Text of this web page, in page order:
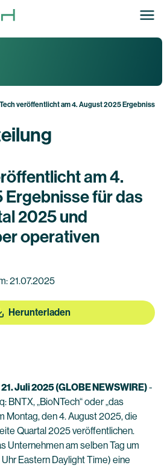
veröffentlicht am 4. August 2025 Ergebnisse
am 4.
für das
2025 und
operativen
21.07.2025
Herunterladen
Juli 2025 (GLOBE NEWSWIRE)-
BNTX, „BioNTech“ oder „das
Montag, den 4. August 2025, die
Quartal 2025 veröffentlichen.
Unternehmen am selben Tag um
Eastern Daylight Time) eine